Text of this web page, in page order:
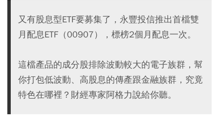
又有股息型ETF要募集了，永豐投信推出首檔雙
月配息ETF（00907），標榜2個月配息一次。
這檔產品的成分股排除波動較大的電子族群，幫
你打包低波動、高股息的傳產跟金融族群，究竟
特色在哪裡？財經專家阿格力說給你聽。